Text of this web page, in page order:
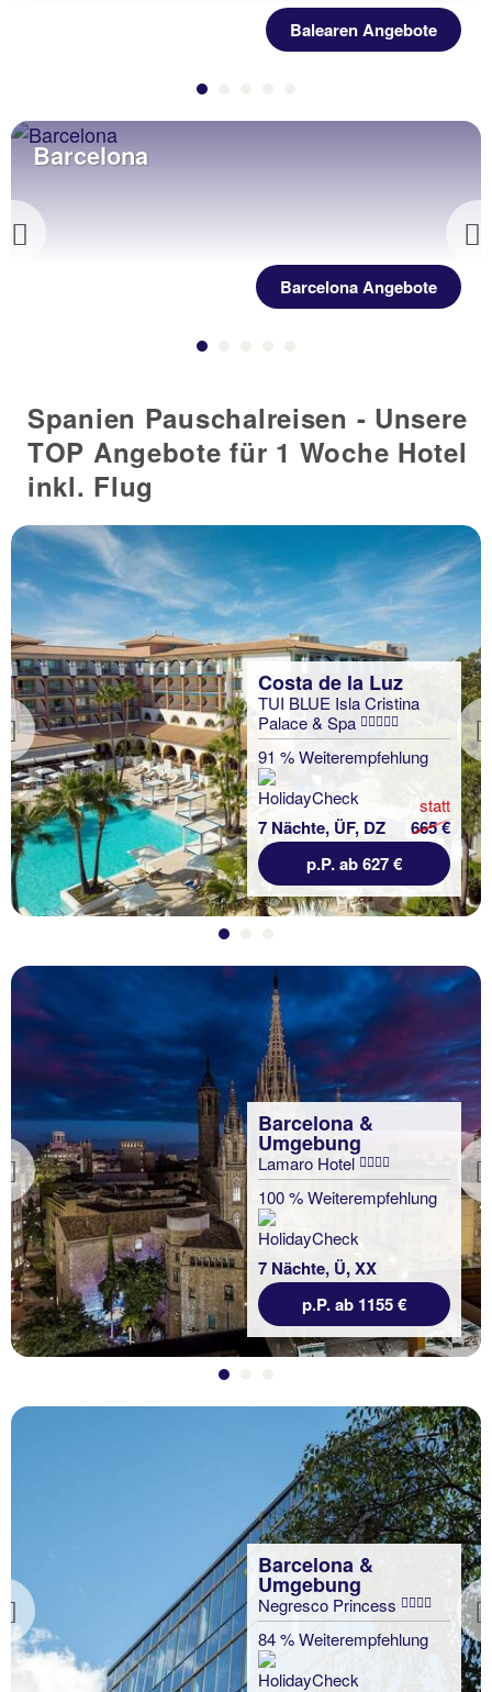
Balearen Angebote
Previous
Barcelona
Barcelona Angebote
Spanien Pauschalreisen - Unsere
TOP Angebote für 1 Woche Hotel
inkl. Flug
Previous
Costa de la Luz
TUI BLUE Isla Cristina
Palace & Spa
91 % Weiterempfehlung
7 Nächte, ÜF, DZ
statt
665 €
p.P. ab 627 €
Previous
Barcelona &
Umgebung
Lamaro Hotel
100 % Weiterempfehlung
7 Nächte, Ü, XX
p.P. ab 1155 €
Previous
Barcelona &
Umgebung
Negresco Princess
84 % Weiterempfehlung